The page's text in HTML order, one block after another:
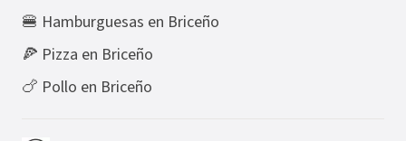
🍔 Hamburguesas en Briceño
🍕 Pizza en Briceño
🍗 Pollo en Briceño